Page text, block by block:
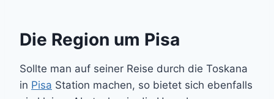
Die Region um Pisa
Sollte man auf seiner Reise durch die Toskana
in Pisa Station machen, so bietet sich ebenfalls